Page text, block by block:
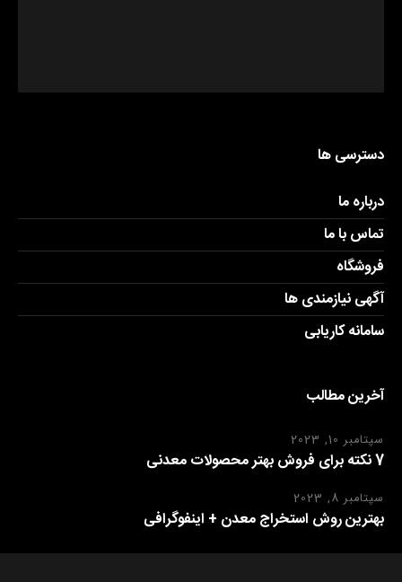
دسترسی ها
درباره ما
تماس با ما
فروشگاه
آگهی نیازمندی ها
سامانه کاریابی
آخرین مطالب
سپتامبر 10, 2023
7 نکته برای فروش بهتر محصولات معدنی
سپتامبر 8, 2023
بهترین روش استخراج معدن + اینفوگرافی